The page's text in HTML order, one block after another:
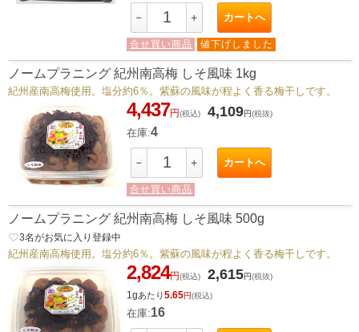
－ ＋ カートへ
合せ買い商品 値下げしました
ノームプラニング 紀州南高梅 しそ風味 1kg
紀州産南高梅使用。塩分約6％。紫蘇の風味が程よく香る梅干しです。
4,437円(税込) 4,109円(税抜)
在庫:4
－ ＋ カートへ
合せ買い商品
ノームプラニング 紀州南高梅 しそ風味 500g
favorite_border3名がお気に入り登録中
紀州産南高梅使用。塩分約6％。紫蘇の風味が程よく香る梅干しです。
2,824円(税込) 2,615円(税抜)
1gあたり5.65円(税込)
在庫:16